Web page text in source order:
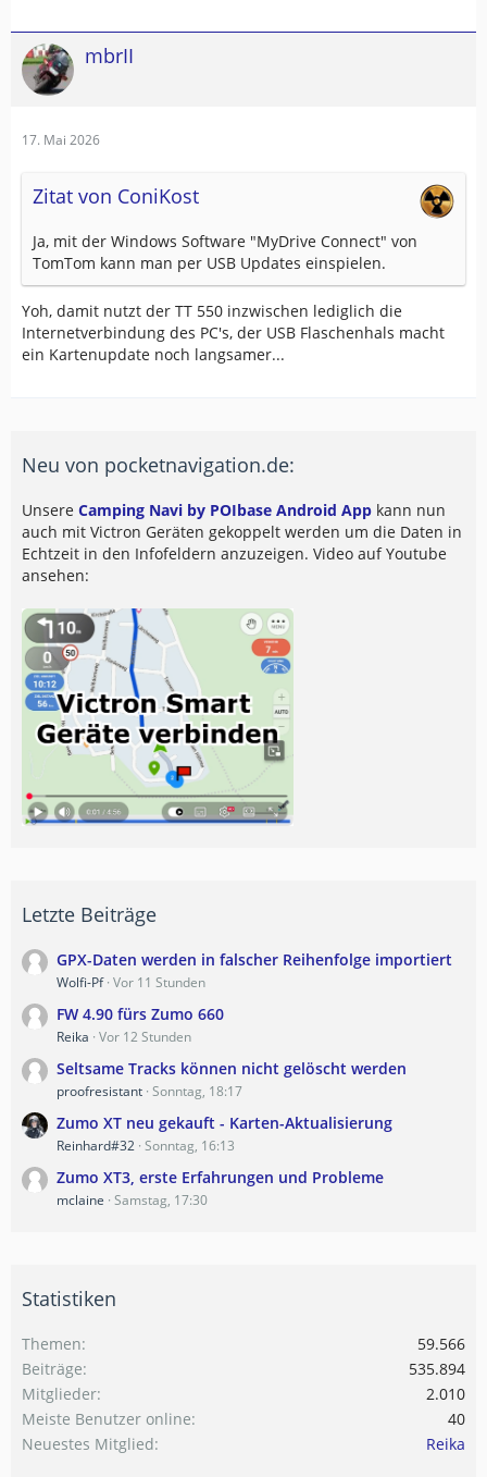
mbrII
17. Mai 2026
Zitat von ConiKost
Ja, mit der Windows Software "MyDrive Connect" von
TomTom kann man per USB Updates einspielen.
Yoh, damit nutzt der TT 550 inzwischen lediglich die
Internetverbindung des PC's, der USB Flaschenhals macht
ein Kartenupdate noch langsamer...
Neu von pocketnavigation.de:
Unsere Camping Navi by POIbase Android App kann nun
auch mit Victron Geräten gekoppelt werden um die Daten in
Echtzeit in den Infofeldern anzuzeigen. Video auf Youtube
ansehen:
Letzte Beiträge
GPX-Daten werden in falscher Reihenfolge importiert
Wolfi-Pf Vor 11 Stunden
FW 4.90 fürs Zumo 660
Reika Vor 12 Stunden
Seltsame Tracks können nicht gelöscht werden
proofresistant Sonntag, 18:17
Zumo XT neu gekauft - Karten-Aktualisierung
Reinhard#32 Sonntag, 16:13
Zumo XT3, erste Erfahrungen und Probleme
mclaine Samstag, 17:30
Statistiken
Themen
59.566
Beiträge
535.894
Mitglieder
2.010
Meiste Benutzer online
40
Neuestes Mitglied
Reika